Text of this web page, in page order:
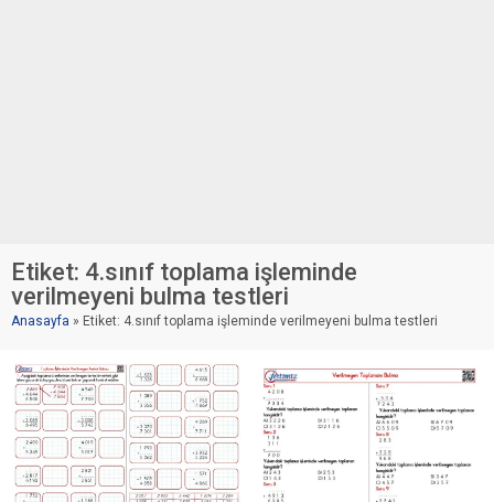
Etiket: 4.sınıf toplama işleminde
verilmeyeni bulma testleri
Anasayfa » Etiket: 4.sınıf toplama işleminde verilmeyeni bulma testleri